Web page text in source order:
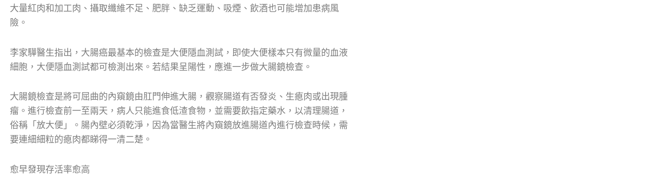
大量紅肉和加工肉、攝取纖維不足、肥胖、缺乏運動、吸煙、飲酒也可能增加患病風
險。
李家驊醫生指出，大腸癌最基本的檢查是大便隱血測試，即使大便樣本只有微量的血液
細胞，大便隱血測試都可檢測出來。若結果呈陽性，應進一步做大腸鏡檢查。
大腸鏡檢查是將可屈曲的內窺鏡由肛門伸進大腸，觀察腸道有否發炎、生瘜肉或出現腫
瘤。進行檢查前一至兩天，病人只能進食低渣食物，並需要飲指定藥水，以清理腸道，
俗稱「放大便」。腸內壁必須乾淨，因為當醫生將內窺鏡放進腸道內進行檢查時候，需
要連細細粒的瘜肉都睇得一清二楚。
愈早發現存活率愈高